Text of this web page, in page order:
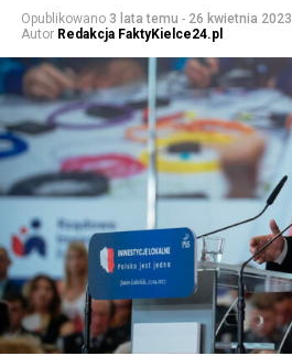
Opublikowano 3 lata temu - 26 kwietnia 2023
Autor Redakcja FaktyKielce24.pl